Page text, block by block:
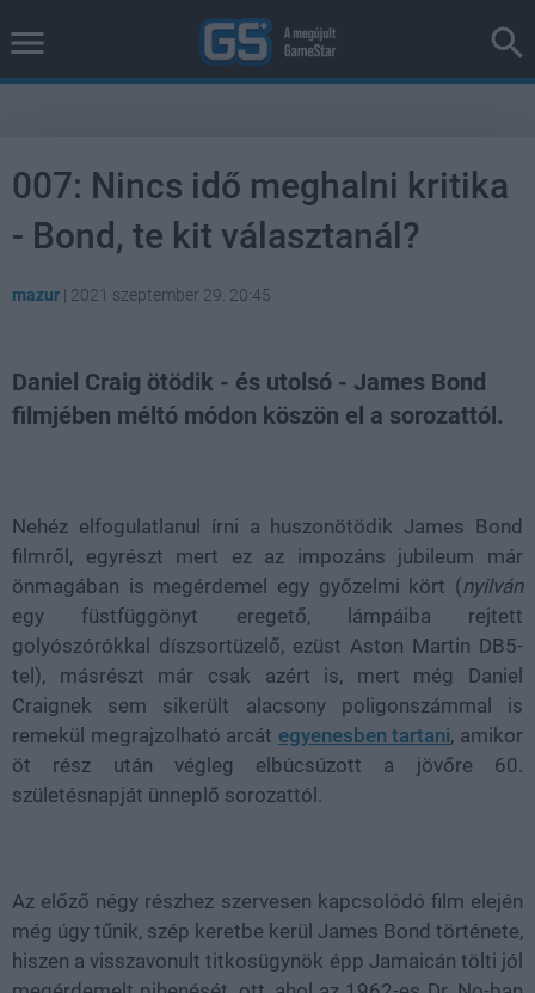
007: Nincs idő meghalni kritika
- Bond, te kit választanál?
mazur | 2021 szeptember 29. 20:45
Daniel Craig ötödik - és utolsó - James Bond
filmjében méltó módon köszön el a sorozattól.
Nehéz elfogulatlanul írni a huszonötödik James Bond
filmről, egyrészt mert ez az impozáns jubileum már
önmagában is megérdemel egy győzelmi kört (nyilván
egy füstfüggönyt eregető, lámpáiba rejtett
golyószórókkal díszsortüzelő, ezüst Aston Martin DB5-
tel), másrészt már csak azért is, mert még Daniel
Craignek sem sikerült alacsony poligonszámmal is
remekül megrajzolható arcát egyenesben tartani, amikor
öt rész után végleg elbúcsúzott a jövőre 60.
születésnapját ünneplő sorozattól.
Az előző négy részhez szervesen kapcsolódó film elején
még úgy tűnik, szép keretbe kerül James Bond története,
hiszen a visszavonult titkosügynök épp Jamaicán tölti jól